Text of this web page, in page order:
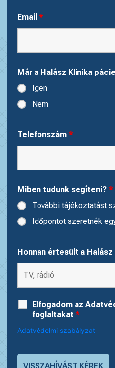
Email *
Már a Halász Klinika
Igen
Nem
Telefonszám *
Miben tudunk segíteni? *
További tájékoztatást
Időpontot szeretnék
Honnan értesült a Halász
Elfogadom az
foglaltakat *
Adatvédelmi szabályzat